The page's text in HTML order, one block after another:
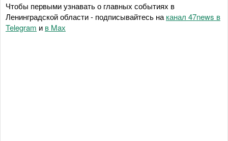
Чтобы первыми узнавать о главных событиях в
Ленинградской области - подписывайтесь на канал 47news в
Telegram и в Maх